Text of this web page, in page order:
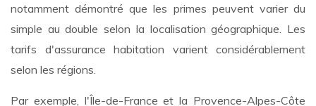
notamment démontré que les primes peuvent varier du
simple au double selon la localisation géographique. Les
tarifs d'assurance habitation varient considérablement
selon les régions.
Par exemple, l'Île-de-France et la Provence-Alpes-Côte